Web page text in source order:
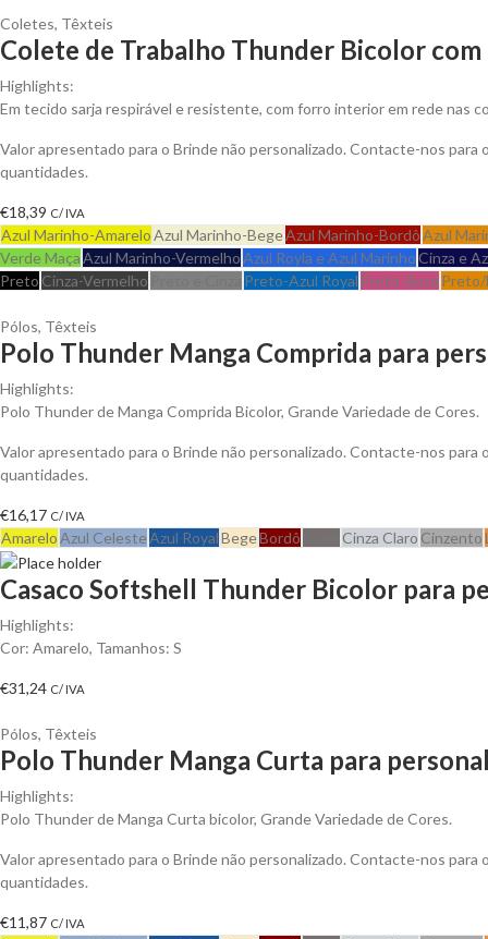
Coletes, Têxteis
Colete de Trabalho Thunder Bicolor
Highlights:
Em tecido sarja respirável e resistente, com forro interior em rede nas
Valor apresentado para o Brinde não personalizado. Contacte-nos
quantidades.
€18,39 C/ IVA
Azul Marinho-AmareloAzul Marinho-BegeAzul Marinho-BordôAzul
Verde MaçaAzul Marinho-VermelhoAzul Royla e Azul Marinho Cinza e
Preto Cinza-Vermelho Preto-Azul Royal Preto-Rosa Preto/
Pólos, Têxteis
Polo Thunder Manga Comprida para
Highlights:
Polo Thunder de Manga Comprida Bicolor, Grande Variedade de Cores.
Valor apresentado para o Brinde não personalizado. Contacte-nos
quantidades.
€16,17 C/ IVA
AmareloAzul CelesteAzul RoyalBegeBordô Cinza Claro Cinzento
Casaco Softshell Thunder Bicolor para
Highlights:
Cor: Amarelo, Tamanhos: S
€31,24 C/ IVA
Pólos, Têxteis
Polo Thunder Manga Curta para
Highlights:
Polo Thunder de Manga Curta bicolor, Grande Variedade de Cores.
Valor apresentado para o Brinde não personalizado. Contacte-nos
quantidades.
€11,87 C/ IVA